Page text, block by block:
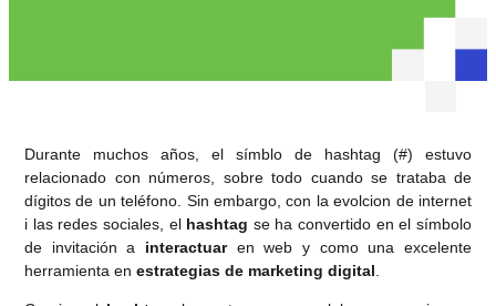
Durante muchos años, el símblo de hashtag (#) estuvo
relacionado con números, sobre todo cuando se trataba de
dígitos de un teléfono. Sin embargo, con la evolcion de internet
i las redes sociales, el hashtag se ha convertido en el símbolo
de invitación a interactuaren web y como una excelente
herramienta en estrategias de marketing digital